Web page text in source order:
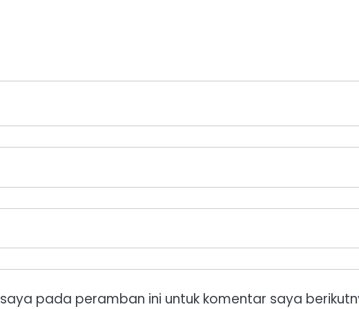
pada peramban ini untuk komentar saya